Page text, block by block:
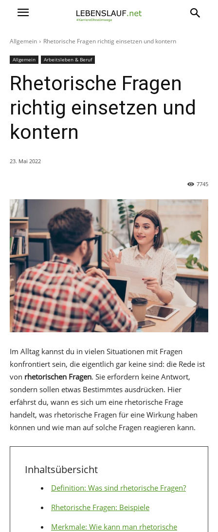
Allgemein Rhetorische Fragen richtig einsetzen und kontern
Allgemein Arbeitsleben & Beruf
Rhetorische Fragen
richtig einsetzen und
kontern
23. Mai 2022
7745
Im Alltag kannst du in vielen Situationen mit Fragen
konfrontiert sein, die eigentlich gar keine sind: die Rede ist
von rhetorischen Fragen. Sie erfordern keine Antwort,
sondern sollen etwas Bestimmtes ausdrücken. Hier
erfährst du, wann es sich um eine rhetorische Frage
handelt, was rhetorische Fragen für eine Wirkung haben
können und wie man auf solche Fragen reagieren kann.
Inhaltsübersicht
Definition: Was sind rhetorische Fragen?
Rhetorische Fragen: Beispiele
Merkmale: Wie kann man rhetorische